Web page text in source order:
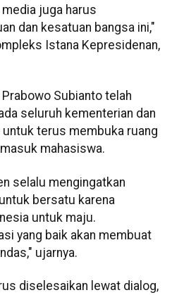
juga harus
dan kesatuan bangsa ini,"
Istana Kepresidenan,
Subianto telah
seluruh kementerian dan
untuk terus membuka ruang
mahasiswa.
selalu mengingatkan
bersatu karena
untuk maju.
yang baik akan membuat
ujarnya.
diselesaikan lewat dialog,